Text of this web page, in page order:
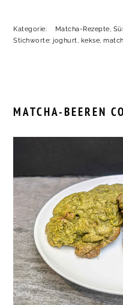
Kategorie: Matcha-Rezepte,
Stichworte:joghurt, kekse,
MATCHA-BEEREN